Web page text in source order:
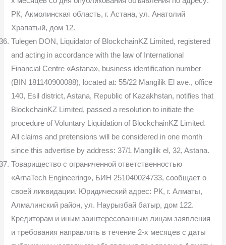
РК, Акмолинская область, г. Астана, ул. Анатолий
Храпатый, дом 12.
Tulegen DON, Liquidator of BlockchainKZ Limited, registered
and acting in accordance with the law of International
Financial Centre «Astana», business identification number
(BIN 181140900088), located at: 55/22 Mangilik El ave., office
140, Esil district, Astana, Republic of Kazakhstan, notifies that
BlockchainKZ Limited, passed a resolution to initiate the
procedure of Voluntary Liquidation of BlockchainKZ Limited.
All claims and pretensions will be considered in one month
since this advertise by address: 37/1 Mangilik el, 32, Astana.
Товарищество с ограниченной ответственностью
«ArnaTech Engineering», БИН 251040024733, сообщает о
своей ликвидации. Юридический адрес: РК, г. Алматы,
Алмалинский район, ул. Наурызбай батыр, дом 122.
Кредиторам и иным заинтересованным лицам заявления
и требования направлять в течение 2-х месяцев с даты